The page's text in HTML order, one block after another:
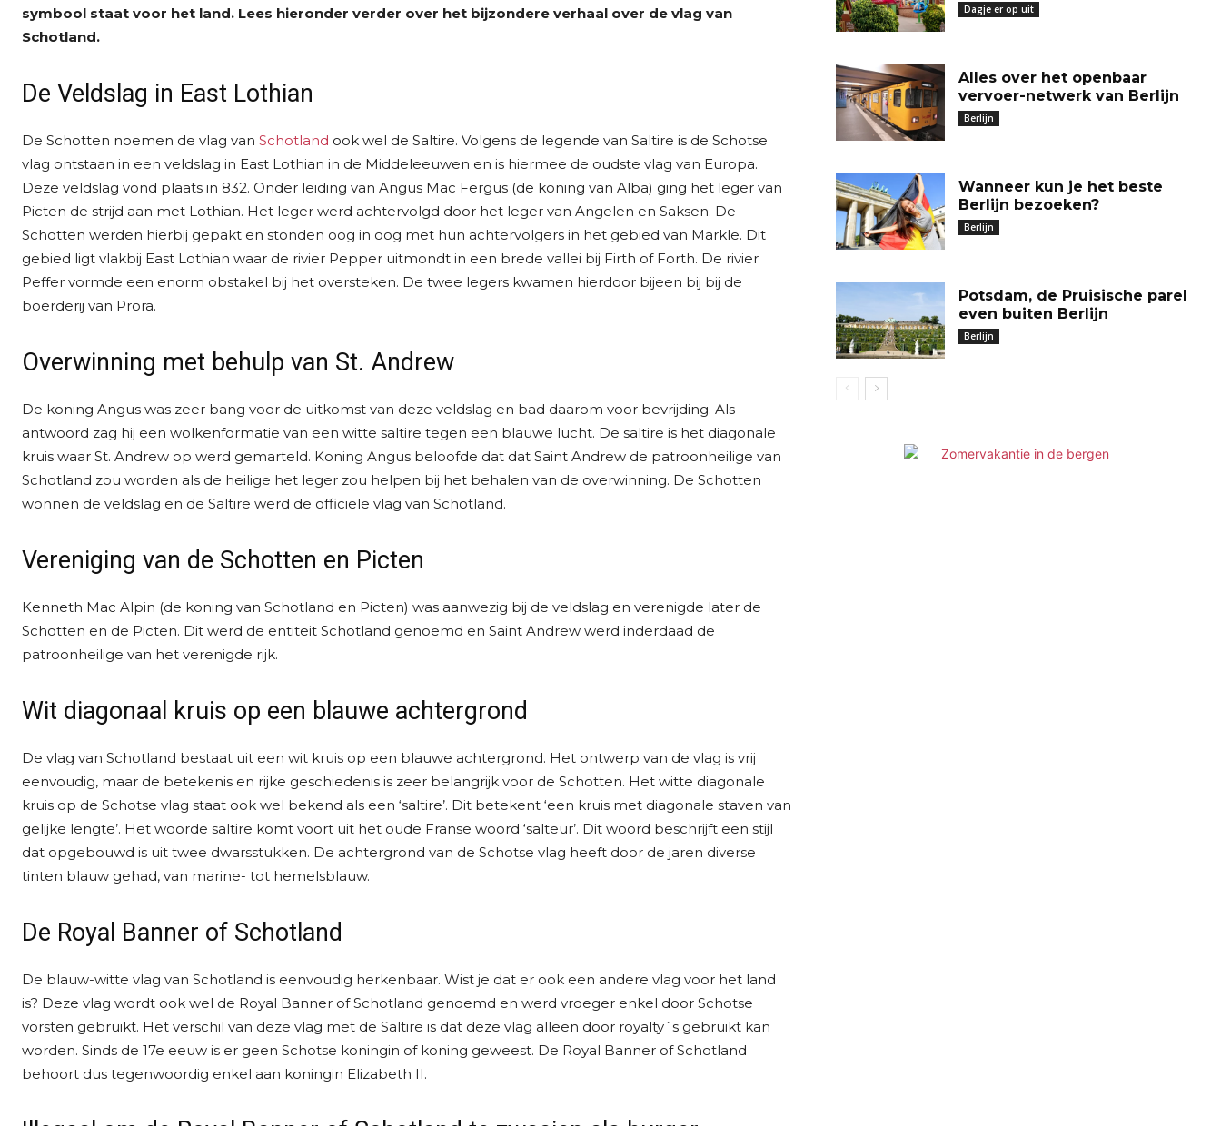
symbool staat voor het land. Lees hieronder verder over het bijzondere verhaal over de vlag van
Schotland.
De Veldslag in East Lothian
De Schotten noemen de vlag van Schotland ook wel de Saltire. Volgens de legende van Saltire is de Schotse
vlag ontstaan in een veldslag in East Lothian in de Middeleeuwen en is hiermee de oudste vlag van Europa.
Deze veldslag vond plaats in 832. Onder leiding van Angus Mac Fergus (de koning van Alba) ging het leger van
Picten de strijd aan met Lothian. Het leger werd achtervolgd door het leger van Angelen en Saksen. De
Schotten werden hierbij gepakt en stonden oog in oog met hun achtervolgers in het gebied van Markle. Dit
gebied ligt vlakbij East Lothian waar de rivier Pepper uitmondt in een brede vallei bij Firth of Forth. De rivier
Peffer vormde een enorm obstakel bij het oversteken. De twee legers kwamen hierdoor bijeen bij bij de
boerderij van Prora.
Overwinning met behulp van St. Andrew
De koning Angus was zeer bang voor de uitkomst van deze veldslag en bad daarom voor bevrijding. Als
antwoord zag hij een wolkenformatie van een witte saltire tegen een blauwe lucht. De saltire is het diagonale
kruis waar St. Andrew op werd gemarteld. Koning Angus beloofde dat dat Saint Andrew de patroonheilige van
Schotland zou worden als de heilige het leger zou helpen bij het behalen van de overwinning. De Schotten
wonnen de veldslag en de Saltire werd de officiële vlag van Schotland.
Vereniging van de Schotten en Picten
Kenneth Mac Alpin (de koning van Schotland en Picten) was aanwezig bij de veldslag en verenigde later de
Schotten en de Picten. Dit werd de entiteit Schotland genoemd en Saint Andrew werd inderdaad de
patroonheilige van het verenigde rijk.
Wit diagonaal kruis op een blauwe achtergrond
De vlag van Schotland bestaat uit een wit kruis op een blauwe achtergrond. Het ontwerp van de vlag is vrij
eenvoudig, maar de betekenis en rijke geschiedenis is zeer belangrijk voor de Schotten. Het witte diagonale
kruis op de Schotse vlag staat ook wel bekend als een ‘saltire’. Dit betekent ‘een kruis met diagonale staven van
gelijke lengte’. Het woorde saltire komt voort uit het oude Franse woord ‘salteur’. Dit woord beschrijft een stijl
dat opgebouwd is uit twee dwarsstukken. De achtergrond van de Schotse vlag heeft door de jaren diverse
tinten blauw gehad, van marine- tot hemelsblauw.
De Royal Banner of Schotland
De blauw-witte vlag van Schotland is eenvoudig herkenbaar. Wist je dat er ook een andere vlag voor het land
is? Deze vlag wordt ook wel de Royal Banner of Schotland genoemd en werd vroeger enkel door Schotse
vorsten gebruikt. Het verschil van deze vlag met de Saltire is dat deze vlag alleen door royalty´s gebruikt kan
worden. Sinds de 17e eeuw is er geen Schotse koningin of koning geweest. De Royal Banner of Schotland
behoort dus tegenwoordig enkel aan koningin Elizabeth II.
Dagje er op uit
Alles over het openbaar
vervoer-netwerk van Berlijn
Berlijn
Wanneer kun je het beste
Berlijn bezoeken?
Berlijn
Potsdam, de Pruisische parel
even buiten Berlijn
Berlijn